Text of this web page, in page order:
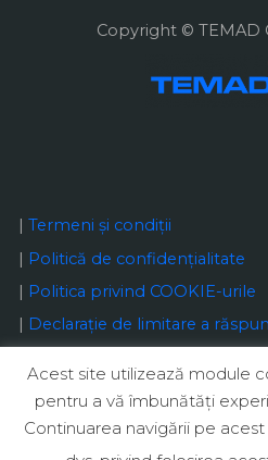
Copyright © TEMAD
| Termeni și condiții
| Politică de confidențialitate
| Politica privind COOKIE-urile
| Declaraţie de limitare a
Acest site utilizează module
pentru a vă îmbunătăţi
Continuarea navigării pe